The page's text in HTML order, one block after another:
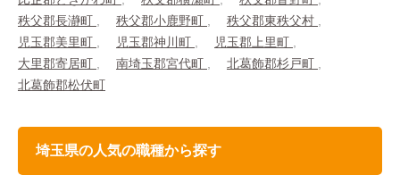
秩父郡長瀞町
秩父郡小鹿野町
秩父郡東秩父村
児玉郡美里町
児玉郡神川町
児玉郡上里町
大里郡寄居町
南埼玉郡宮代町
北葛飾郡杉戸町
北葛飾郡松伏町
埼玉県の人気の職種から探す